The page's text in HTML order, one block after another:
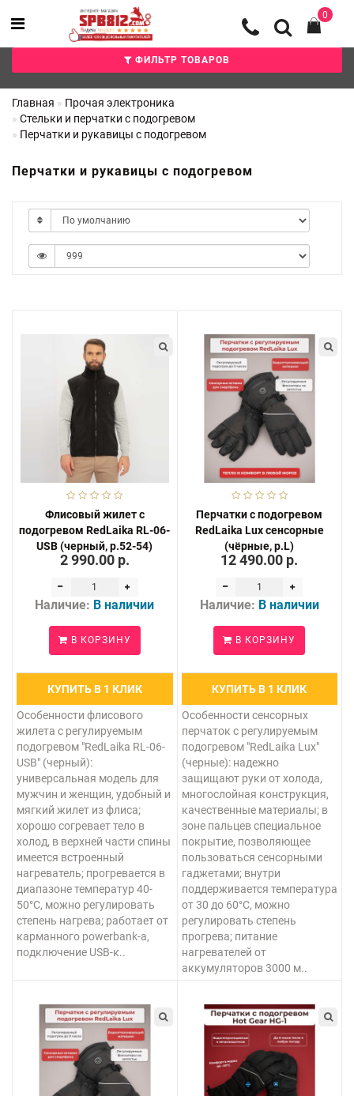
0
ФИЛЬТР ТОВАРОВ
Главная
Прочая электроника
Стельки и перчатки с подогревом
Перчатки и рукавицы с подогревом
Перчатки и рукавицы с подогревом
Флисовый жилет с
подогревом RedLaika RL-06-
USB (черный, р.52-54)
2 990.00 р.
Наличие: В наличии
В КОРЗИНУ
КУПИТЬ В 1 КЛИК
Особенности флисового
жилета с регулируемым
подогревом "RedLaika RL-06-
USB" (черный):
универсальная модель для
мужчин и женщин, удобный и
мягкий жилет из флиса;
хорошо согревает тело в
холод, в верхней части спины
имеется встроенный
нагреватель; прогревается в
диапазоне температур 40-
50°С, можно регулировать
степень нагрева; работает от
карманного powerbank-а,
подключение USB-к..
Перчатки с подогревом
RedLaika Lux сенсорные
(чёрные, р.L)
12 490.00 р.
Наличие: В наличии
В КОРЗИНУ
КУПИТЬ В 1 КЛИК
Особенности сенсорных
перчаток с регулируемым
подогревом "RedLaika Lux"
(черные): надежно
защищают руки от холода,
многослойная конструкция,
качественные материалы; в
зоне пальцев специальное
покрытие, позволяющее
пользоваться сенсорными
гаджетами; внутри
поддерживается температура
от 30 до 60°С, можно
регулировать степень
прогрева; питание
нагревателей от
аккумуляторов 3000 м..